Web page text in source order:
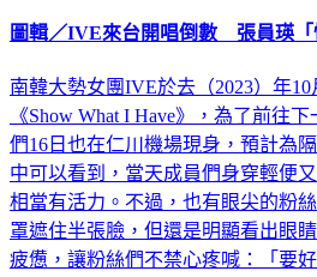
圖輯／IVE來台開唱倒數 張員瑛「
南韓大勢女團IVE於去（2023）年
《Show What I Have》，為了前往
們16日也在仁川機場現身，預計為
中可以看到，當天成員們身穿輕便
相當有活力。不過，也有眼尖的粉
罩遮住半張臉，但還是明顯看出眼
疲憊，讓粉絲們不禁心疼喊：「要